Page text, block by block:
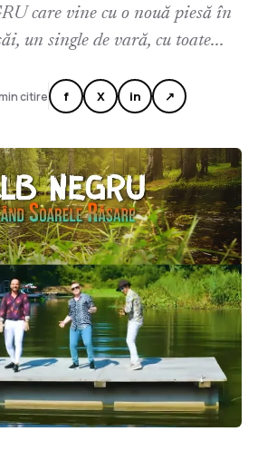
care vine cu o nouă piesă în
un single de vară, cu toate...
citire f X in ↗